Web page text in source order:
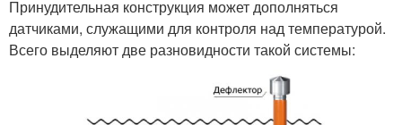
Принудительная конструкция может дополняться
датчиками, служащими для контроля над температурой.
Всего выделяют две разновидности такой системы: